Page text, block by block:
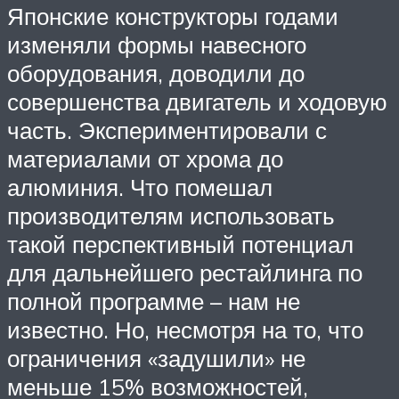
Японские конструкторы годами
изменяли формы навесного
оборудования, доводили до
совершенства двигатель и ходовую
часть. Экспериментировали с
материалами от хрома до
алюминия. Что помешал
производителям использовать
такой перспективный потенциал
для дальнейшего рестайлинга по
полной программе – нам не
известно. Но, несмотря на то, что
ограничения «задушили» не
меньше 15% возможностей,